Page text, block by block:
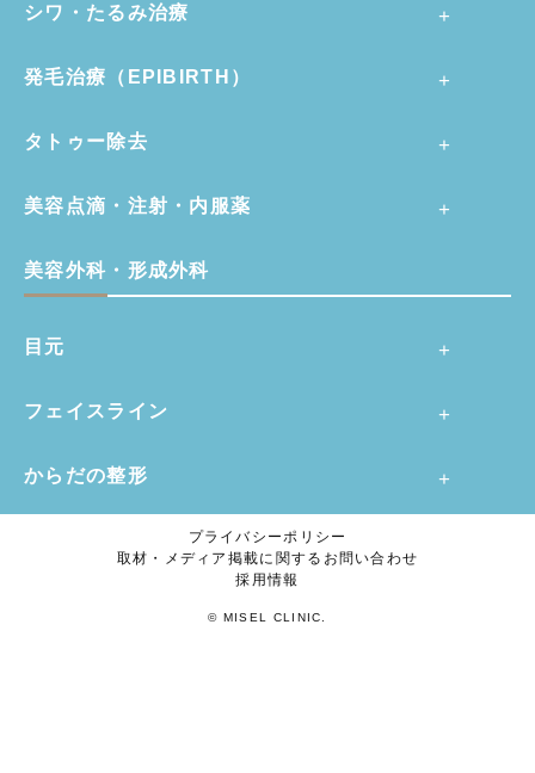
シワ・たるみ治療
発毛治療（EPIBIRTH）
タトゥー除去
美容点滴・注射・内服薬
美容外科・形成外科
目元
フェイスライン
からだの整形
プライバシーポリシー
取材・メディア掲載に関するお問い合わせ
採用情報
© MISEL CLINIC.